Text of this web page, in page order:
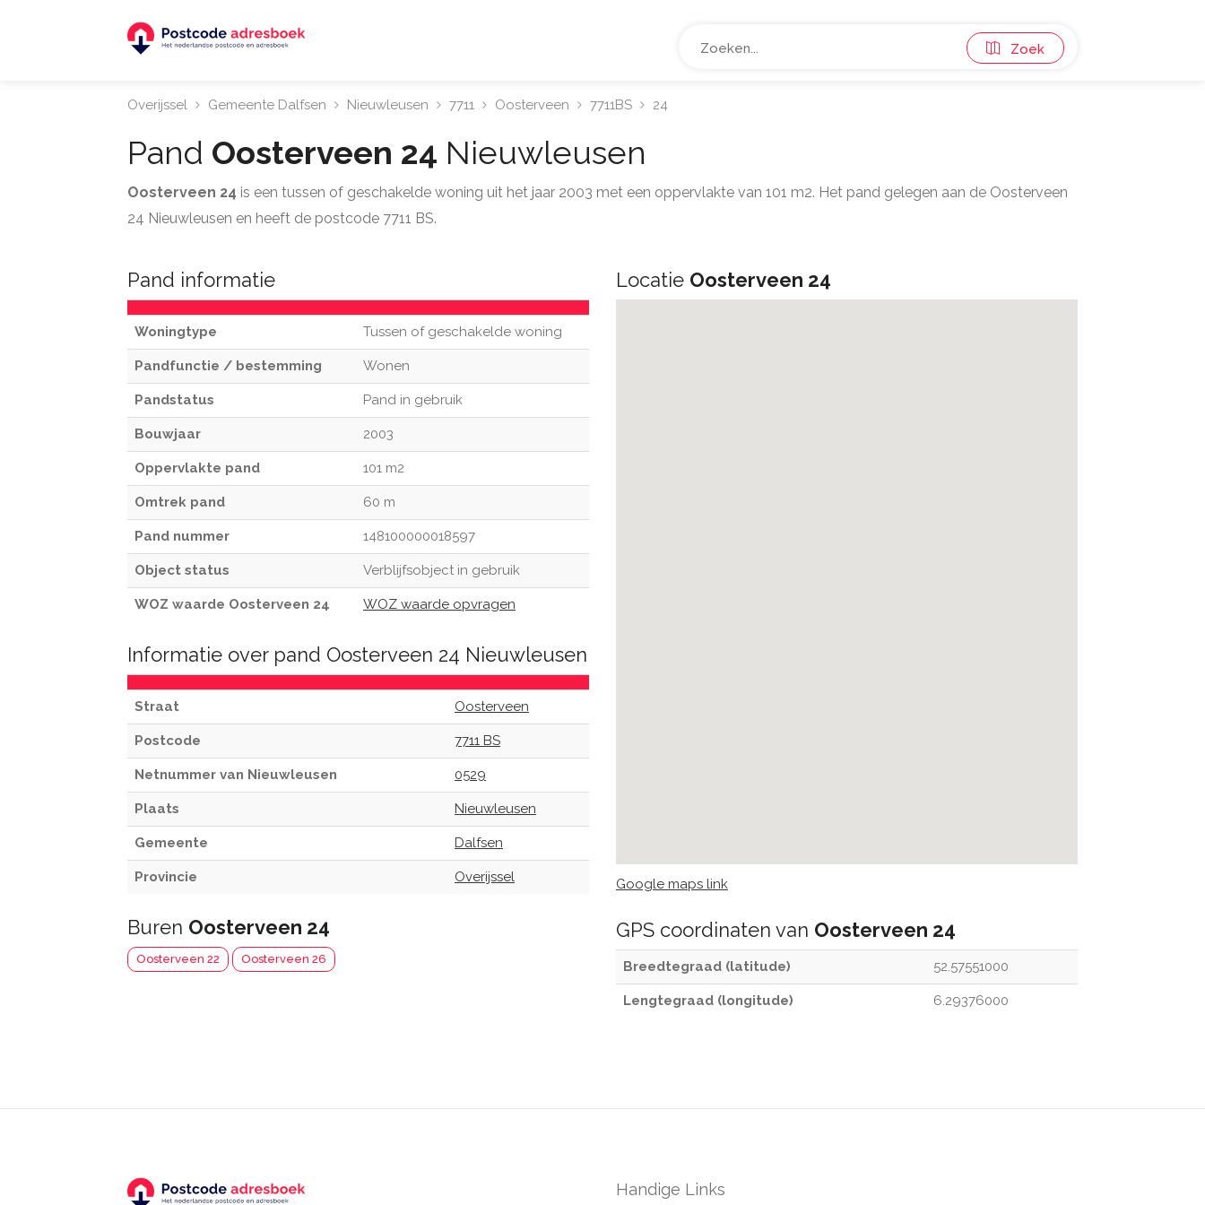
Zoek
Overijssel Gemeente Dalfsen Nieuwleusen 7711 Oosterveen 7711BS 24
Pand Oosterveen 24 Nieuwleusen
Oosterveen 24 is een tussen of geschakelde woning uit het jaar 2003 met een oppervlakte van 101 m2. Het pand gelegen aan de Oosterveen
24 Nieuwleusen en heeft de postcode 7711 BS.
Pand informatie
Woningtype Tussen of geschakelde woning
Pandfunctie / bestemming Wonen
Pandstatus Pand in gebruik
Bouwjaar 2003
Oppervlakte pand 101 m2
Omtrek pand 60 m
Pand nummer 148100000018597
Object status Verblijfsobject in gebruik
WOZ waarde Oosterveen 24 WOZ waarde opvragen
Informatie over pand Oosterveen 24 Nieuwleusen
Straat Oosterveen
Postcode 7711 BS
Netnummer van Nieuwleusen 0529
Plaats Nieuwleusen
Gemeente Dalfsen
Provincie Overijssel
Buren Oosterveen 24
Oosterveen 22 Oosterveen 26
Locatie Oosterveen 24
Google maps link
GPS coordinaten van Oosterveen 24
Breedtegraad (latitude) 52.57551000
Lengtegraad (longitude) 6.29376000
Handige Links